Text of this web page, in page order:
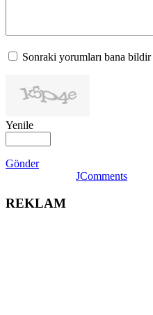
Sonraki yorumları bana bildir
Yenile
Gönder
JComments
REKLAM